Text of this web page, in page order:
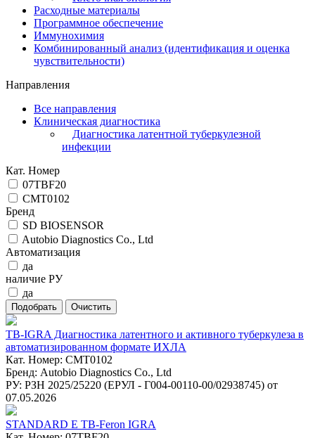
Расходные материалы
Программное обеспечение
Иммунохимия
Комбинированный анализ (идентификация и оценка
чувствительности)
Направления
Все направления
Клиническая диагностика
Диагностика латентной туберкулезной
инфекции
Кат. Номер
07TBF20
CMT0102
Бренд
SD BIOSENSOR
Autobio Diagnostics Co., Ltd
Автоматизация
да
наличие РУ
да
TB-IGRA Диагностика латентного и активного туберкулеза в
автоматизированном формате ИХЛА
Кат. Номер: CMT0102
Бренд: Autobio Diagnostics Co., Ltd
РУ: РЗН 2025/25220 (ЕРУЛ - Г004-00110-00/02938745) от
07.05.2026
STANDARD Е TB-Feron IGRA